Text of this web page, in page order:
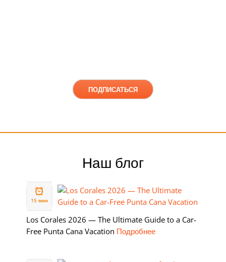
Наш блог
19 ФЕВ
2026
15 мин
Los Corales 2026 — The Ultimate Guide to a Car-
Free Punta Cana Vacation Подробнее